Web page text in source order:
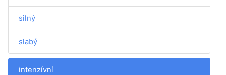
silný
slabý
intenzívní